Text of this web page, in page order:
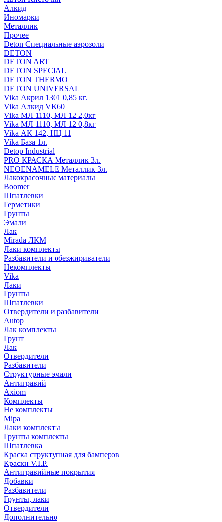
Алкид
Иномарки
Металлик
Прочее
Deton Специальные аэрозоли
DETON
DETON ART
DETON SPECIAL
DETON THERMO
DETON UNIVERSAL
Vika Акрил 1301 0,85 кг.
Vika Алкид VK60
Vika МЛ 1110, МЛ 12 2,0кг
Vika МЛ 1110, МЛ 12 0,8кг
Vika АК 142, НЦ 11
Vika База 1л.
Detop Industrial
PRO КРАСКА Металлик 3л.
NEOENAMELE Металлик 3л.
Лакокрасочные материалы
Boomer
Шпатлевки
Герметики
Грунты
Эмали
Лак
Mirada ЛКМ
Лаки комплекты
Разбавители и обезжириватели
Некомплекты
Vika
Лаки
Грунты
Шпатлевки
Отвердители и разбавители
Autop
Лак комплекты
Грунт
Лак
Отвердители
Разбавители
Структурные эмали
Антигравий
Axiom
Комплекты
Не комплекты
Mipa
Лаки комплекты
Грунты комплекты
Шпатлевка
Краска структупная для бамперов
Краски V.I.P.
Антигравийные покрытия
Добавки
Разбавители
Грунты, лаки
Отвердители
Дополнительно